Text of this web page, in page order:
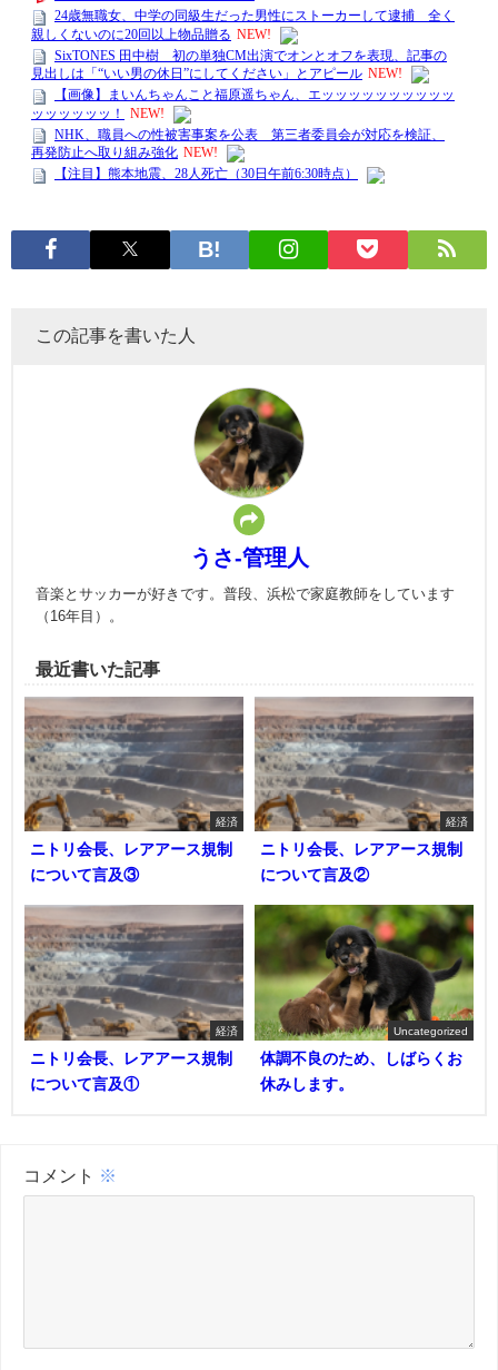
この記事を書いた人
うさ-管理人
音楽とサッカーが好きです。普段、浜松で家庭教師をしています
（16年目）。
最近書いた記事
経済
ニトリ会長、レアアース規制
について言及③
経済
ニトリ会長、レアアース規制
について言及②
経済
ニトリ会長、レアアース規制
について言及①
Uncategorized
体調不良のため、しばらくお
休みします。
コメント ※